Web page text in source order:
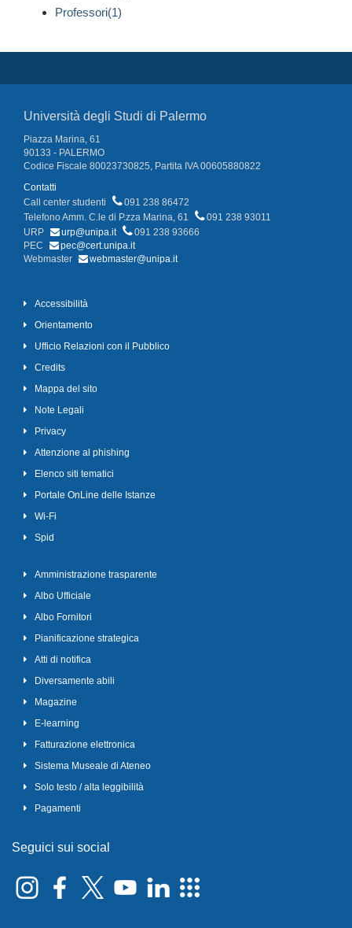
Professori(1)
Università degli Studi di Palermo
Piazza Marina, 61
90133 - PALERMO
Codice Fiscale 80023730825, Partita IVA 00605880822
Contatti
Call center studenti
091 238 86472
Telefono Amm. C.le di P.zza Marina, 61
091 238 93011
URP
urp@unipa.it
091 238 93666
PEC
pec@cert.unipa.it
Webmaster
webmaster@unipa.it
Accessibilità
Orientamento
Ufficio Relazioni con il Pubblico
Credits
Mappa del sito
Note Legali
Privacy
Attenzione al phishing
Elenco siti tematici
Portale OnLine delle Istanze
Wi-Fi
Spid
Amministrazione trasparente
Albo Ufficiale
Albo Fornitori
Pianificazione strategica
Atti di notifica
Diversamente abili
Magazine
E-learning
Fatturazione elettronica
Sistema Museale di Ateneo
Solo testo / alta leggibilità
Pagamenti
Seguici sui social